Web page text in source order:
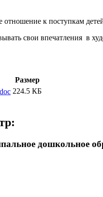
отношение к поступкам
свои впечатления в
Размер
224.5 КБ
дошкольное